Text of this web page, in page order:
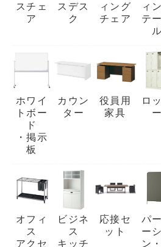
スチェ
ア
スデス
ク
ィング
チェア
ィ
テ
ル
ホワイ
トボー
ド
・掲示
板
カウン
ター
役員用
家具
ロ
ー
オフィ
ス
アクセ
ビジネ
ス
キッチ
応接セ
ット
パ
ー
ン